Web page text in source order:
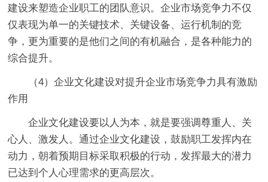
建设来塑造企业职工的团队意识。企业市场竞争力不仅
仅表现为单一的关键技术、关键设备、运行机制的竞
争，更为重要的是他们之间的有机融合，是各种能力的
综合提升。
（4）企业文化建设对提升企业市场竞争力具有激励
作用
企业文化建设要以人为本，就是要强调尊重人、关
心人、激发人。通过企业文化建设，鼓励职工发挥内在
动力，朝着预期目标采取积极的行动，发挥最大的潜力
已达到个人心理需求的更高层次。